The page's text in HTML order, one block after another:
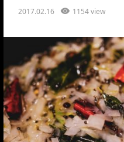
2017.02.16 1154 view